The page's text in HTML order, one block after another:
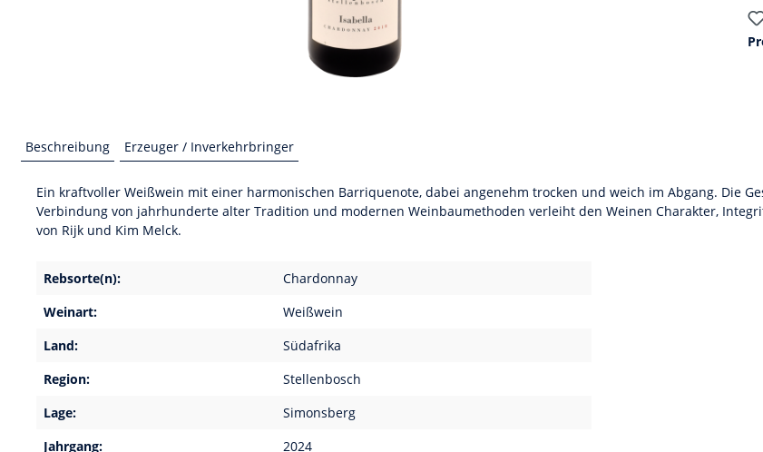
Beschreibung Erzeuger / Inverkehrbringer
Ein kraftvoller Weißwein mit einer harmonischen Barriquenote, dabei angenehm trocken und weich im Abgang. Die
Verbindung von jahrhunderte alter Tradition und modernen Weinbaumethoden verleiht den Weinen Charakter,
von Rijk und Kim Melck.
Rebsorte(n):
Chardonnay
Weinart:
Weißwein
Land:
Südafrika
Region:
Stellenbosch
Lage:
Simonsberg
Jahrgang:
2024